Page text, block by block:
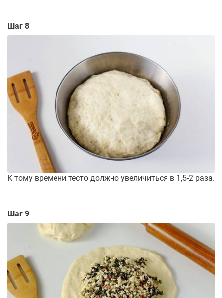
Шаг 8
К тому времени тесто должно увеличиться в 1,5-2 раза.
Шаг 9